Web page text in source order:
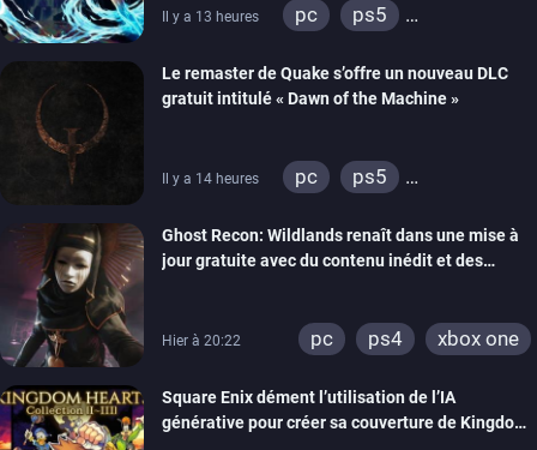
Il y a 13 heures pc
ps5
Le remaster de Quake s’offre un nouveau DLC
gratuit intitulé « Dawn of the Machine »
Il y a 14 heures pc
ps5
ps4
xbox one
nintendo 64
Ghost Recon: Wildlands renaît dans une mise à
jour gratuite avec du contenu inédit et des
Hier à 20:22 pc ps4 xbox one
Square Enix dément l’utilisation de l’IA
générative pour créer sa couverture de Kingdom